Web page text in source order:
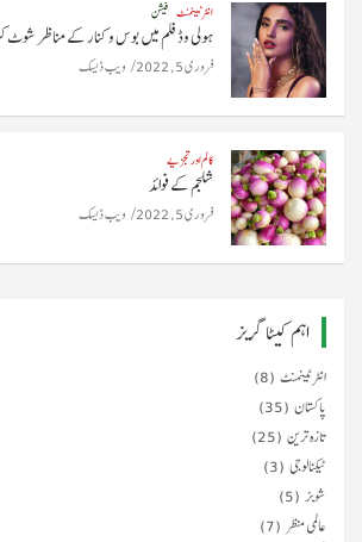
انٹرٹینمنٹ فیشن
ہولی وڈ فلم میں بوس و کنار کے مناظر شوٹ
فروری 5, 2022 ویب ڈیسک
کالم اور تجزیے
شلجم کے فوائد
فروری 5, 2022 ویب ڈیسک
اہم کیٹا گریز
انٹرٹینمنٹ (8)
پاکستان (35)
تازہ ترین (25)
ٹیکنالوجی (3)
شوبز (5)
عالمی منظر (7)